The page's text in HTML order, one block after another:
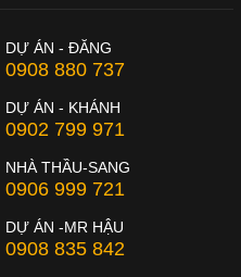
DỰ ÁN - ĐĂNG
0908 880 737
DỰ ÁN - KHÁNH
0902 799 971
NHÀ THẦU-SANG
0906 999 721
DỰ ÁN -MR HẬU
0908 835 842